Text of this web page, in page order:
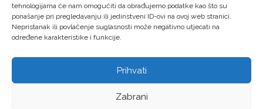
tehnologijama će nam omogućiti da obrađujemo podatke kao što su
ponašanje pri pregledavanju ili jedinstveni ID-ovi na ovoj web stranici.
Nepristanak ili povlačenje suglasnosti može negativno utjecati na
određene karakteristike i funkcije.
Prihvati
Zabrani
LAG “Virovitički prsten” © Sva prava pridržana – Izrada:
LM DIGITAL